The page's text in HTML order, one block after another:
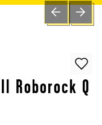
PREVIOUSNEXT
Roborock Q